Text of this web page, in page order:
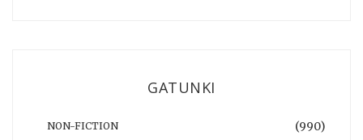
GATUNKI
NON-FICTION (990)